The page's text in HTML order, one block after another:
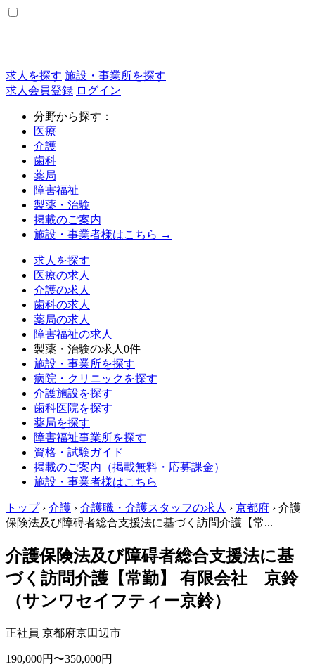
求人を探す 施設・事業所を探す
求人会員登録 ログイン
分野から探す：
医療
介護
歯科
薬局
障害福祉
製薬・治験
掲載のご案内
施設・事業者様はこちら →
求人を探す
医療の求人
介護の求人
歯科の求人
薬局の求人
障害福祉の求人
製薬・治験の求人 0件
施設・事業所を探す
病院・クリニックを探す
介護施設を探す
歯科医院を探す
薬局を探す
障害福祉事業所を探す
資格・試験ガイド
掲載のご案内（掲載無料・応募課金）
施設・事業者様はこちら
トップ › 介護 › 介護職・介護スタッフの求人 › 京都府 › 介護
保険法及び障碍者総合支援法に基づく訪問介護【常...
介護保険法及び障碍者総合支援法に基
づく訪問介護【常勤】 有限会社 京鈴
（サンワセイフティー京鈴）
正社員 京都府京田辺市
190,000円〜350,000円